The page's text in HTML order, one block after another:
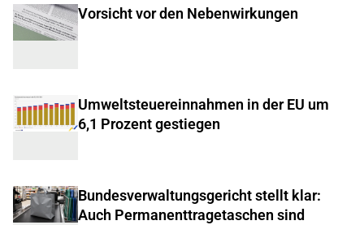
Vorsicht vor den Nebenwirkungen
Umweltsteuereinnahmen in der EU um
6,1 Prozent gestiegen
Bundesverwaltungsgericht stellt klar:
Auch Permanenttragetaschen sind